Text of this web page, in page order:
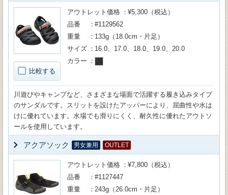
比較する
アウトレット価格
¥5,300（税込）
品番
#1129562
重量
133g（18.0cm・片足）
サイズ
16.0、17.0、18.0、19.0、20.0
カラー
川遊びやキャンプなど、さまざまな場面で活躍する履き込みタイプ
のサンダルです。スリットを設けたアッパーにより、屈曲性や水は
けに優れています。水場でも滑りにくく、耐久性に優れたアウトソ
ールを使用しています。
アクアソック 男女兼用 OUTLET
アウトレット価格
¥7,800（税込）
品番
#1127447
重量
243g（26.0cm・片足）